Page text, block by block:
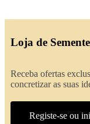
Loja de
Receba ofertas
concretizar as suas
Registe-se ou